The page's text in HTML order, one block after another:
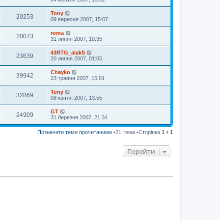
20253
Tony
09 вересня 2007, 15:07
20073
roma
31 липня 2007, 10:35
23639
43RTG_alakS
20 липня 2007, 01:05
39942
Chayko
23 травня 2007, 15:01
32869
Tony
08 квітня 2007, 13:55
24909
GT
31 березня 2007, 21:34
Позначити теми прочитаними •21 тема •Сторінка 1 з 1
Перейти